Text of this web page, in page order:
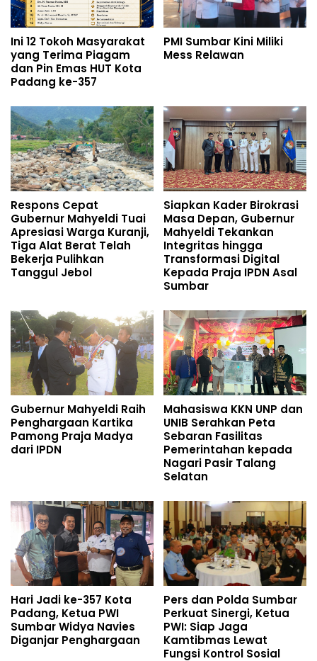
Ini 12 Tokoh Masyarakat
yang Terima Piagam
dan Pin Emas HUT Kota
Padang ke-357
PMI Sumbar Kini Miliki
Mess Relawan
Respons Cepat
Gubernur Mahyeldi Tuai
Apresiasi Warga Kuranji,
Tiga Alat Berat Telah
Bekerja Pulihkan
Tanggul Jebol
Siapkan Kader Birokrasi
Masa Depan, Gubernur
Mahyeldi Tekankan
Integritas hingga
Transformasi Digital
Kepada Praja IPDN Asal
Sumbar
Gubernur Mahyeldi Raih
Penghargaan Kartika
Pamong Praja Madya
dari IPDN
Mahasiswa KKN UNP dan
UNIB Serahkan Peta
Sebaran Fasilitas
Pemerintahan kepada
Nagari Pasir Talang
Selatan
Hari Jadi ke-357 Kota
Padang, Ketua PWI
Sumbar Widya Navies
Diganjar Penghargaan
Pers dan Polda Sumbar
Perkuat Sinergi, Ketua
PWI: Siap Jaga
Kamtibmas Lewat
Fungsi Kontrol Sosial